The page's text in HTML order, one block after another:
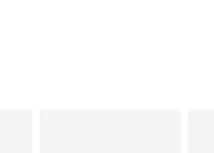
상하이에서 있었던 전국